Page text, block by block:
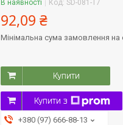
В наявності Код: SD-081-T7
92,09 ₴
Мінімальна сума замовлення на
Купити
Купити з
+380 (97) 666-88-13